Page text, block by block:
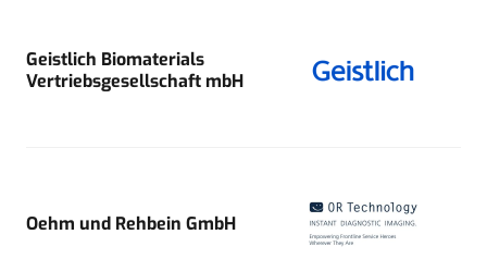
Geistlich Biomaterials
Vertriebsgesellschaft mbH
Oehm und Rehbein GmbH